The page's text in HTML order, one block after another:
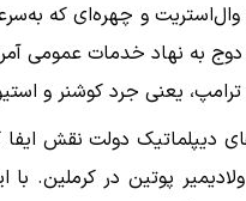
وال‌استریت و چهره‌ای که
به نهاد خدمات عمومی
یعنی جرد کوشنر و
دیپلماتیک دولت نقش
پوتین در کرملین. با